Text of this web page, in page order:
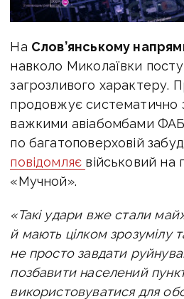
На Слов’янському
навколо Миколаївки
загрозливого характеру.
продовжує систематично
важкими авіабомбами
по багатоповерховій
повідомляє військовий на
«Мучной».
«Такі удари вже стали
й мають цілком зрозумілу
не просто завдати
позбавити населений
використовуватися для